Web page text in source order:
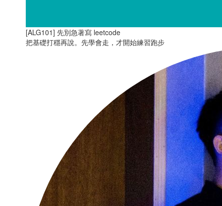
[ALG101] 先別急著寫 leetcode
把基礎打穩再說。先學會走，才開始練習跑步